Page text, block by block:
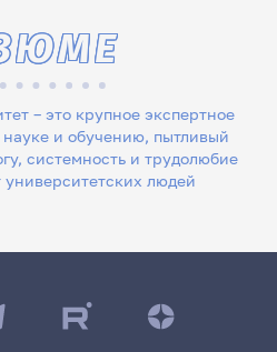
– это крупное экспертное
и обучению, пытливый
университетских людей